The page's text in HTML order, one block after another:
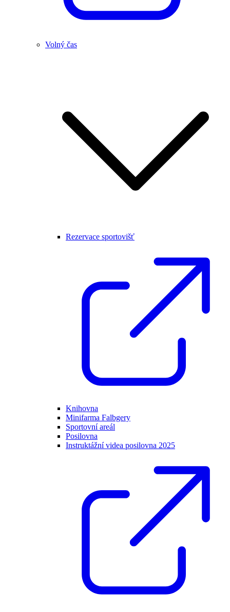
Volný čas
Rezervace sportovišť
Knihovna
Minifarma Falbgery
Sportovní areál
Posilovna
Instruktážní videa posilovna 2025